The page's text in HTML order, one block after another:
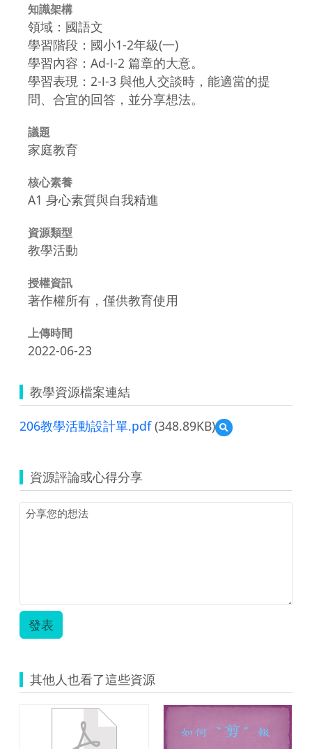
知識架構
領域：國語文
學習階段：國小1-2年級(一)
學習內容：Ad-Ⅰ-2 篇章的大意。
學習表現：2-Ⅰ-3 與他人交談時，能適當的提
問、合宜的回答，並分享想法。
議題
家庭教育
核心素養
A1 身心素質與自我精進
資源類型
教學活動
授權資訊
著作權所有，僅供教育使用
上傳時間
2022-06-23
教學資源檔案連結
206教學活動設計單.pdf(348.89KB)
預
覽
活
動
資源評論或心得分享
發表
其他人也看了這些資源